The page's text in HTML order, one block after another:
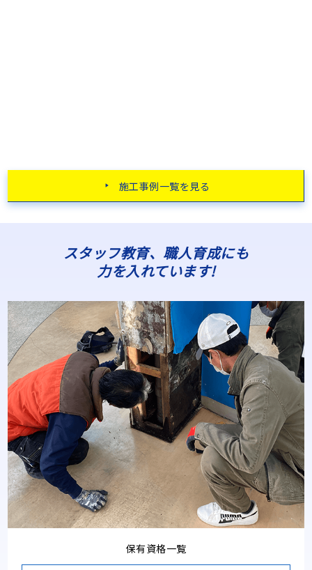
施工事例一覧を見る
スタッフ教育、職人育成にも
力を入れています!
保有資格一覧